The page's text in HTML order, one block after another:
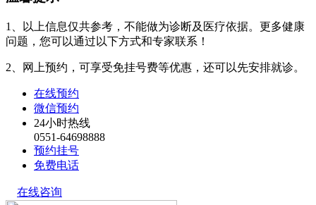
1、以上信息仅共参考，不能做为诊断及医疗依据。更多健康
问题，您可以通过以下方式和专家联系！
2、网上预约，可享受免挂号费等优惠，还可以先安排就诊。
在线预约
微信预约
24小时热线
0551-64698888
预约挂号
免费电话
在线咨询